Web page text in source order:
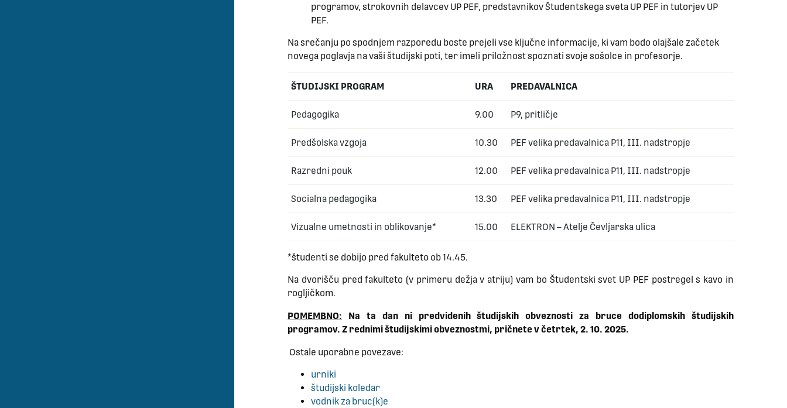
programov, strokovnih delavcev UP PEF, predstavnikov Študentskega sveta UP PEF in tutorjev UP
PEF.
Na srečanju po spodnjem razporedu boste prejeli vse ključne informacije, ki vam bodo olajšale začetek
novega poglavja na vaši študijski poti, ter imeli priložnost spoznati svoje sošolce in profesorje.
ŠTUDIJSKI PROGRAM URA PREDAVALNICA
Pedagogika 9.00 P9, pritličje
Predšolska vzgoja 10.30 PEF velika predavalnica P11, III. nadstropje
Razredni pouk 12.00 PEF velika predavalnica P11, III. nadstropje
Socialna pedagogika 13.30 PEF velika predavalnica P11, III. nadstropje
Vizualne umetnosti in oblikovanje* 15.00 ELEKTRON – Atelje Čevljarska ulica
*študenti se dobijo pred fakulteto ob 14.45.
Na dvorišču pred fakulteto (v primeru dežja v atriju) vam bo Študentski svet UP PEF postregel s kavo in
rogljičkom.
POMEMBNO: Na ta dan ni predvidenih študijskih obveznosti za bruce dodiplomskih študijskih
programov. Z rednimi študijskimi obveznostmi, pričnete v četrtek, 2. 10. 2025.
Ostale uporabne povezave:
urniki
študijski koledar
vodnik za bruc(k)e